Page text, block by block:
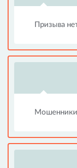
Призыва
Мошенники